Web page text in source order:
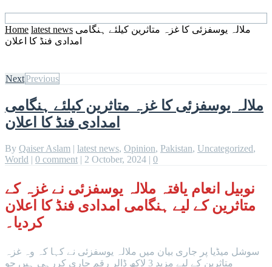
Home latest news ملالہ یوسفزئی کا غزہ متاثرین کیلئے ہنگامی
امدادی فنڈ کا اعلان
NextPrevious
ملالہ یوسفزئی کا غزہ متاثرین کیلئے ہنگامی
امدادی فنڈ کا اعلان
By Qaiser Aslam | latest news, Opinion, Pakistan, Uncategorized,
World | 0 comment | 2 October, 2024 | 0
نوبیل انعام یافتہ ملالہ یوسفزئی نے غزہ کے
متاثرین کے لیے ہنگامی امدادی فنڈ کا اعلان
کردیا۔
سوشل میڈیا پر جاری بیان میں ملالہ یوسفزئی نے کہا کہ وہ غزہ
متاثرین کے لیے مزید 3 لاکھ ڈالر رقم جاری کررہی ہیں جو